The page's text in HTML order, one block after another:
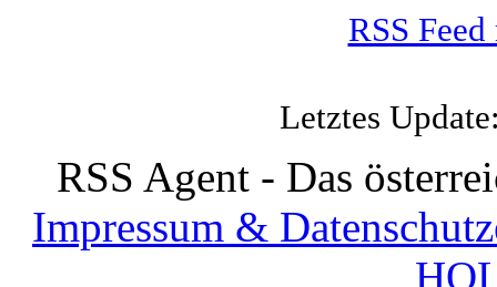
RSS
Letztes
RSS Agent - Das
Impressum &